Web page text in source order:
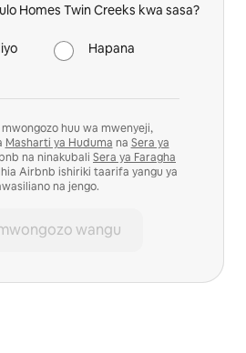
Homes Twin Creeks kwa sasa?
Hapana
huu wa mwenyeji,
Masharti ya Huduma na Sera ya
na ninakubali Sera ya Faragha
Airbnb ishiriki taarifa yangu ya
na jengo.
wangu